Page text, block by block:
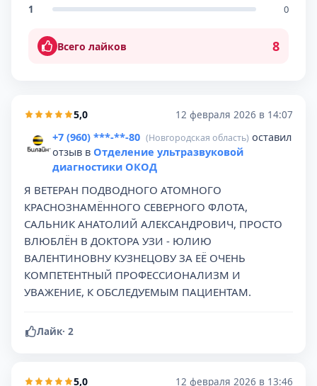
1
0
Всего лайков 8
5,0 12 февраля 2026 в 14:07
+7 (960) ***-**-80 (Новгородская область) оставил
отзыв в Отделение ультразвуковой
диагностики ОКОД
Я ВЕТЕРАН ПОДВОДНОГО АТОМНОГО
КРАСНОЗНАМЁННОГО СЕВЕРНОГО ФЛОТА,
САЛЬНИК АНАТОЛИЙ АЛЕКСАНДРОВИЧ, ПРОСТО
ВЛЮБЛЁН В ДОКТОРА УЗИ - ЮЛИЮ
ВАЛЕНТИНОВНУ КУЗНЕЦОВУ ЗА ЕЁ ОЧЕНЬ
КОМПЕТЕНТНЫЙ ПРОФЕССИОНАЛИЗМ И
УВАЖЕНИЕ, К ОБСЛЕДУЕМЫМ ПАЦИЕНТАМ.
Лайк· 2
5,0 12 февраля 2026 в 13:46